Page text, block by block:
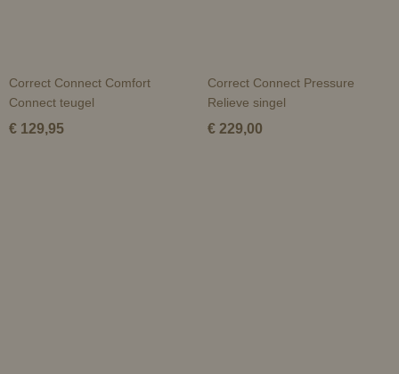
Correct Connect Comfort
Connect teugel
€ 129,95
Correct Connect Pressure
Relieve singel
€ 229,00